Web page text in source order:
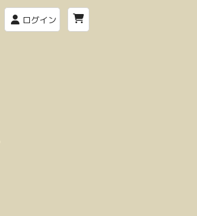
ログイン